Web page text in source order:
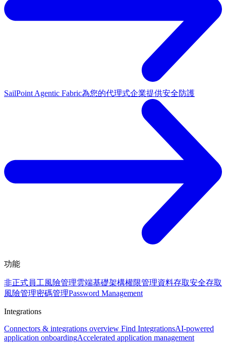
SailPoint Agentic Fabric為您的代理式企業提供安全防護
功能
非正式員工風險管理雲端基礎架構權限管理資料存取安全存取
風險管理密碼管理Password Management
Integrations
Connectors & integrations overview Find IntegrationsAI-powered
application onboardingAccelerated application management